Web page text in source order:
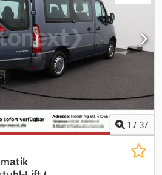
de opbouw + afstandsbediening met
elektrisch verstelbare oprijrampen *
Hq N Rs Alajf * Elektrische en
* 3 assen (laatste as kan
voorzien van luchtvering * Speciaal
* ALUMINIUM CHASSIS *
4 STVO * NAVIGATIESYSTEEM *
* Elektrische ramen *
* Volledige onderhoudshistorie
* Duits voertuig, 1e
tot 10/25
1 / 37